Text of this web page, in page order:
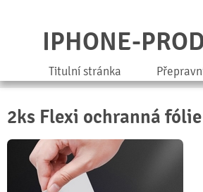
IPHONE-
Titulní stránka
2ks Flexi ochranná